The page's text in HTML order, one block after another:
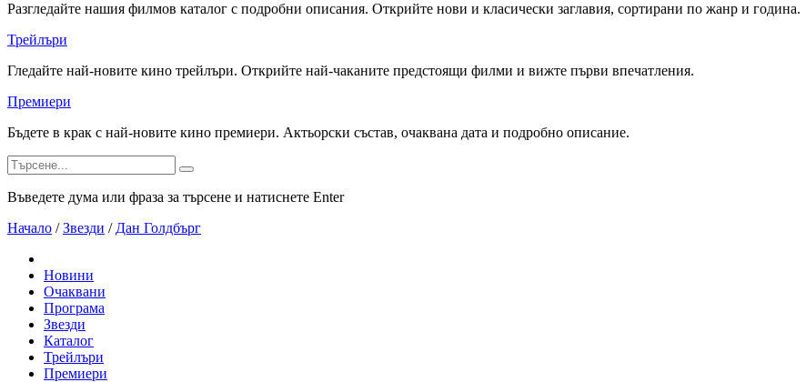
Разгледайте нашия филмов каталог с подробни описания. Открийте нови и класически заглавия, сортирани по жанр и година.
Трейлъри
Гледайте най-новите кино трейлъри. Открийте най-чаканите предстоящи филми и вижте първи впечатления.
Премиери
Бъдете в крак с най-новите кино премиери. Актьорски състав, очаквана дата и подробно описание.
Въведете дума или фраза за търсене и натиснете Enter
Начало / Звезди / Дан Голдбърг
Новини
Очаквани
Програма
Звезди
Каталог
Трейлъри
Премиери